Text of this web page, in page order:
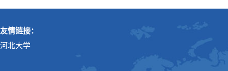
友情链接：
河北大学